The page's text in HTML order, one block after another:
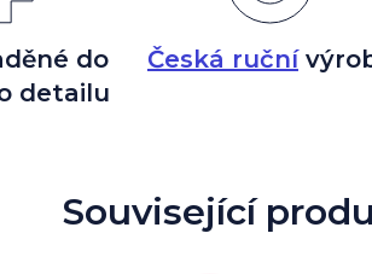
do
detailu
Česká ruční
Související